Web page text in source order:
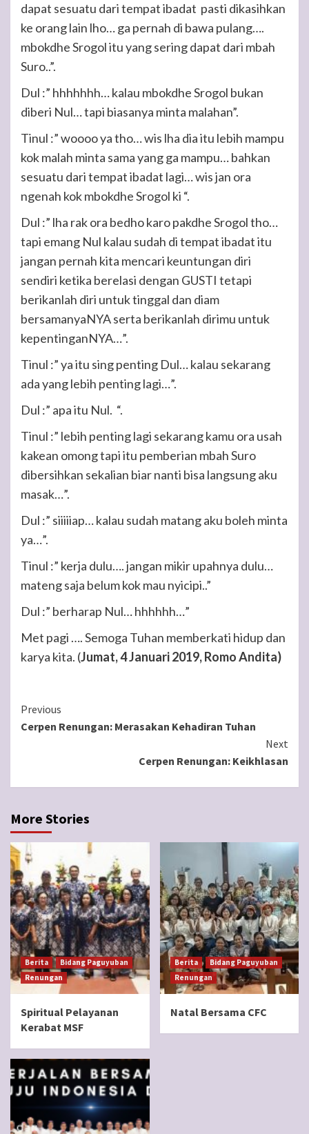
dapat sesuatu dari tempat ibadat pasti dikasihkan
ke orang lain lho… ga pernah di bawa pulang….
mbokdhe Srogol itu yang sering dapat dari mbah
Suro..”.
Dul :” hhhhhhh… kalau mbokdhe Srogol bukan
diberi Nul… tapi biasanya minta malahan”.
Tinul :” woooo ya tho… wis lha dia itu lebih mampu
kok malah minta sama yang ga mampu… bahkan
sesuatu dari tempat ibadat lagi… wis jan ora
ngenah kok mbokdhe Srogol ki “.
Dul :” lha rak ora bedho karo pakdhe Srogol tho…
tapi emang Nul kalau sudah di tempat ibadat itu
jangan pernah kita mencari keuntungan diri
sendiri ketika berelasi dengan GUSTI tetapi
berikanlah diri untuk tinggal dan diam
bersamanyaNYA serta berikanlah dirimu untuk
kepentinganNYA…”.
Tinul :” ya itu sing penting Dul… kalau sekarang
ada yang lebih penting lagi…”.
Dul :” apa itu Nul. “.
Tinul :” lebih penting lagi sekarang kamu ora usah
kakean omong tapi itu pemberian mbah Suro
dibersihkan sekalian biar nanti bisa langsung aku
masak…”.
Dul :” siiiiiap… kalau sudah matang aku boleh minta
ya…”.
Tinul :” kerja dulu…. jangan mikir upahnya dulu…
mateng saja belum kok mau nyicipi..”
Dul :” berharap Nul… hhhhhh…”
Met pagi …. Semoga Tuhan memberkati hidup dan
karya kita. (Jumat, 4 Januari 2019, Romo Andita)
Continue
Reading
Previous
Cerpen Renungan: Merasakan Kehadiran Tuhan
Next
Cerpen Renungan: Keikhlasan
More Stories
Berita
Bidang Paguyuban
Renungan
Spiritual Pelayanan
Kerabat MSF
Berita
Bidang Paguyuban
Renungan
Natal Bersama CFC